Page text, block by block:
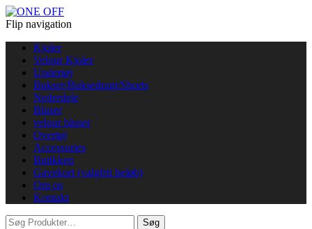
Flip navigation
Kjoler
Velour Kjoler
Undertøj
Bukser/Buksedragt/Shorts
Nederdele
Bluser
velour bluser
Overtøj
Accessories
Butikken
Gavekort (valgfrit beløb)
Om os
Kontakt